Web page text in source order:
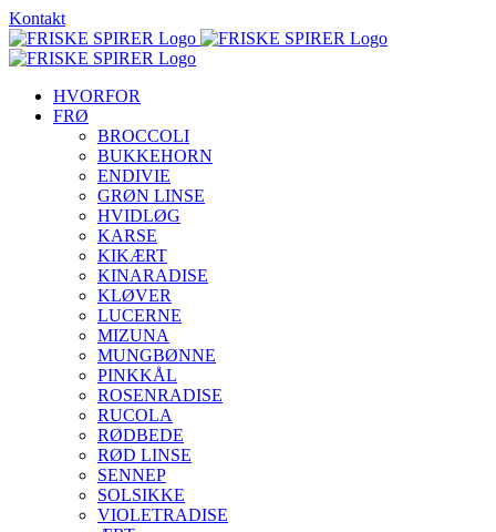
Skip
to
content
Kontakt
HVORFOR
FRØ
BROCCOLI
BUKKEHORN
ENDIVIE
GRØN LINSE
HVIDLØG
KARSE
KIKÆRT
KINARADISE
KLØVER
LUCERNE
MIZUNA
MUNGBØNNE
PINKKÅL
ROSENRADISE
RUCOLA
RØDBEDE
RØD LINSE
SENNEP
SOLSIKKE
VIOLETRADISE